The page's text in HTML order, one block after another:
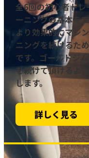
全6回の初心者トレ
ーニングの基本を
より効果的にマシ
ニングを続けるた
です。ゴールドジ
を続けて頂けるよ
します。
詳しく見る